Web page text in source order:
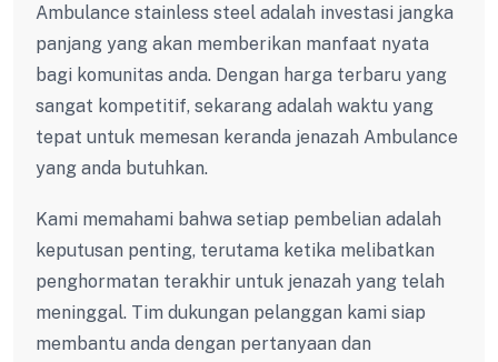
Ambulance stainless steel adalah investasi jangka
panjang yang akan memberikan manfaat nyata
bagi komunitas anda. Dengan harga terbaru yang
sangat kompetitif, sekarang adalah waktu yang
tepat untuk memesan keranda jenazah Ambulance
yang anda butuhkan.
Kami memahami bahwa setiap pembelian adalah
keputusan penting, terutama ketika melibatkan
penghormatan terakhir untuk jenazah yang telah
meninggal. Tim dukungan pelanggan kami siap
membantu anda dengan pertanyaan dan